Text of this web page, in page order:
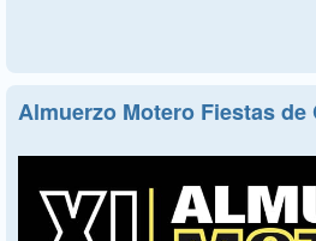
Almuerzo Motero Fiestas de